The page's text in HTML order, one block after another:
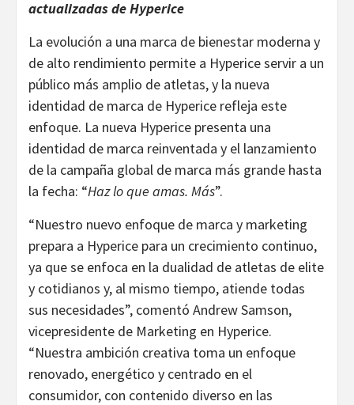
actualizadas de Hyperice
La evolución a una marca de bienestar moderna y
de alto rendimiento permite a Hyperice servir a un
público más amplio de atletas, y la nueva
identidad de marca de Hyperice refleja este
enfoque. La nueva Hyperice presenta una
identidad de marca reinventada y el lanzamiento
de la campaña global de marca más grande hasta
la fecha: “Haz lo que amas. Más”.
“Nuestro nuevo enfoque de marca y marketing
prepara a Hyperice para un crecimiento continuo,
ya que se enfoca en la dualidad de atletas de elite
y cotidianos y, al mismo tiempo, atiende todas
sus necesidades”, comentó Andrew Samson,
vicepresidente de Marketing en Hyperice.
“Nuestra ambición creativa toma un enfoque
renovado, energético y centrado en el
consumidor, con contenido diverso en las